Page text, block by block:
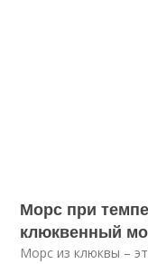
Морс при
клюквенный
Морс из клюквы –